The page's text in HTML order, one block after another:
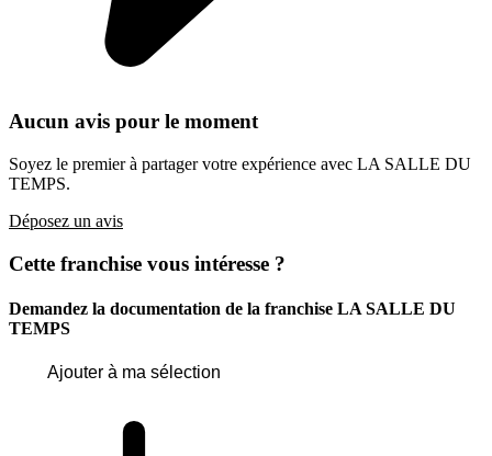
Aucun avis pour le moment
Soyez le premier à partager votre expérience avec LA SALLE DU
TEMPS.
Déposez un avis
Cette franchise vous intéresse ?
Demandez la documentation de la franchise LA SALLE DU
TEMPS
Ajouter à ma sélection